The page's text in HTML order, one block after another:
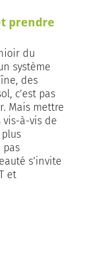
prendre
du
système
des
c’est pas
Mais mettre
vis-à-vis de
pas
s’invite
et